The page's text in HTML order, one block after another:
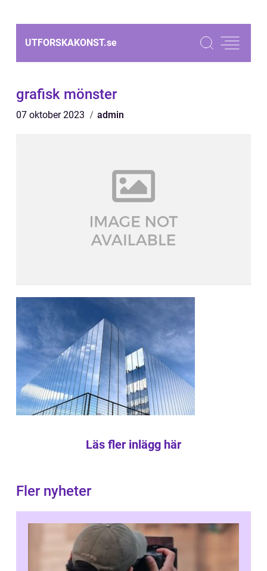
UTFORSKAKONST.se
grafisk mönster
07 oktober 2023 admin
Läs fler inlägg här
Fler nyheter